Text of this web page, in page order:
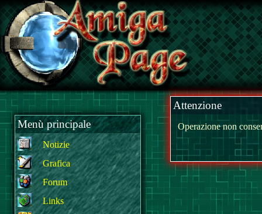
Menù principale
Notizie
Grafica
Forum
Links
Attenzione
Operazione non